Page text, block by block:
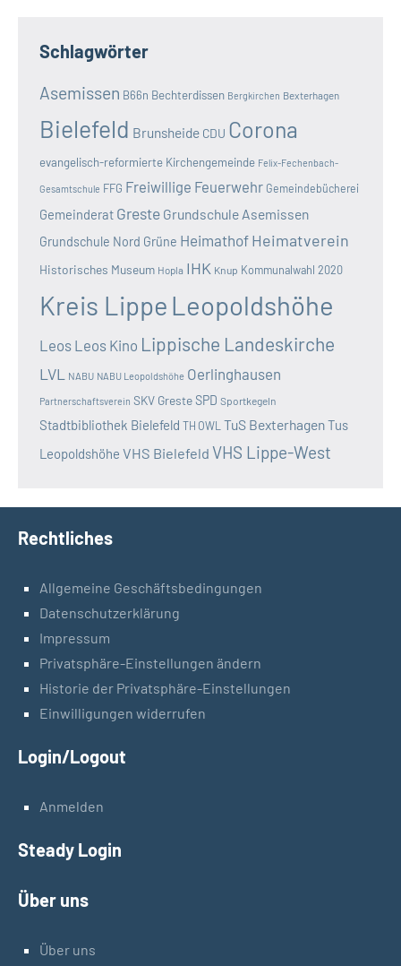
Schlagwörter
Asemissen B66n Bechterdissen Bergkirchen Bexterhagen
Bielefeld Brunsheide CDU Corona
evangelisch-reformierte Kirchengemeinde Felix-Fechenbach-
Gesamtschule FFG Freiwillige Feuerwehr Gemeindebücherei
Gemeinderat Greste Grundschule Asemissen
Grundschule Nord Grüne Heimathof Heimatverein
Historisches Museum Hopla IHK Knup Kommunalwahl 2020
Kreis Lippe Leopoldshöhe
Leos Leos Kino Lippische Landeskirche
LVL NABU NABU Leopoldshöhe Oerlinghausen
Partnerschaftsverein SKV GresteSPD Sportkegeln
Stadtbibliothek Bielefeld TH OWL TuS BexterhagenTus
Leopoldshöhe VHS Bielefeld VHS Lippe-West
Rechtliches
Allgemeine Geschäftsbedingungen
Datenschutzerklärung
Impressum
Privatsphäre-Einstellungen ändern
Historie der Privatsphäre-Einstellungen
Einwilligungen widerrufen
Login/Logout
Anmelden
Steady Login
Über uns
Über uns